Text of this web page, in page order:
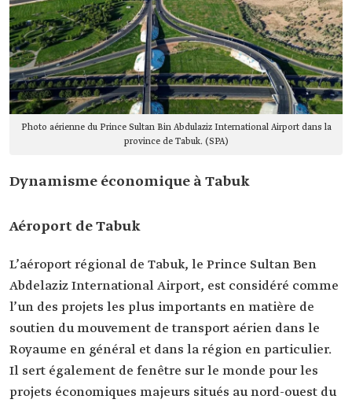
Photo aérienne du Prince Sultan Bin Abdulaziz International Airport dans la
province de Tabuk. (SPA)
Dynamisme économique à Tabuk
Aéroport de Tabuk
L’aéroport régional de Tabuk, le Prince Sultan Ben
Abdelaziz International Airport, est considéré comme
l’un des projets les plus importants en matière de
soutien du mouvement de transport aérien dans le
Royaume en général et dans la région en particulier.
Il sert également de fenêtre sur le monde pour les
projets économiques majeurs situés au nord-ouest du